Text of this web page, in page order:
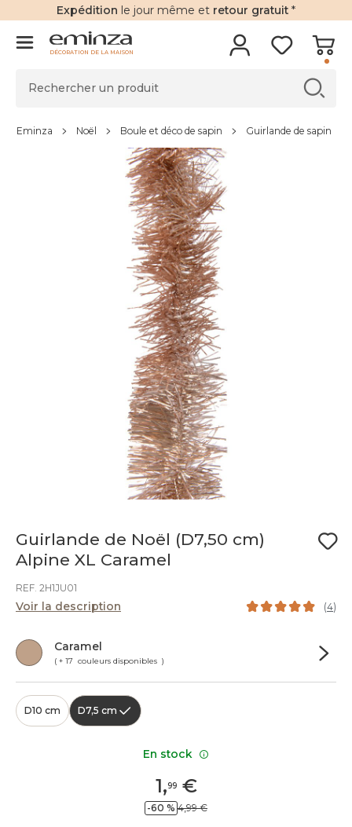
Expédition le jour même et retour gratuit *
DÉCORATION DE LA MAISON
Eminza Noël Boule et déco de sapin Guirlande de sapin
Guirlande de Noël (D7,50 cm)
Alpine XL Caramel
REF. 2H1JU01
Voir la description (4)
Caramel
( + 17 couleurs disponibles )
D10 cm D7,5 cm
1,99€
-60 % 4,99 €